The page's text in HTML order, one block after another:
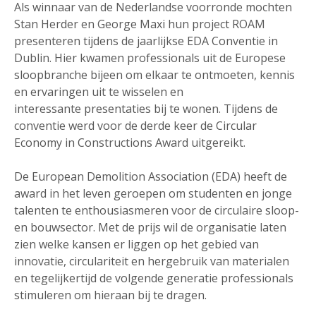
Als winnaar van de Nederlandse voorronde mochten
Stan Herder en George Maxi hun project ROAM
presenteren tijdens de jaarlijkse EDA Conventie in
Dublin. Hier kwamen professionals uit de Europese
sloopbranche bijeen om elkaar te ontmoeten, kennis
en ervaringen uit te wisselen en
interessante presentaties bij te wonen. Tijdens de
conventie werd voor de derde keer de Circular
Economy in Constructions Award uitgereikt.
De European Demolition Association (EDA) heeft de
award in het leven geroepen om studenten en jonge
talenten te enthousiasmeren voor de circulaire sloop-
en bouwsector. Met de prijs wil de organisatie laten
zien welke kansen er liggen op het gebied van
innovatie, circulariteit en hergebruik van materialen
en tegelijkertijd de volgende generatie professionals
stimuleren om hieraan bij te dragen.